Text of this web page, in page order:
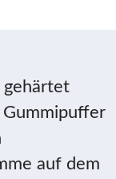
gehärtet
auf dem